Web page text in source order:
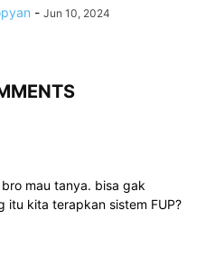
- Jun 10, 2024
mau tanya. bisa gak
itu kita terapkan sistem FUP?